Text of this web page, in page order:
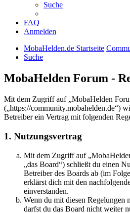
Suche
FAQ
Anmelden
MobaHelden.de Startseite
Suche
MobaHelden Forum -
Mit dem Zugriff auf „MobaHelden
(„https://community.mobahelden.de“)
Betreiber ein Vertrag mit folgenden
1. Nutzungsvertrag
Mit dem Zugriff auf
„das Board“) schließt du einen
Betreiber des Boards ab (im
erklärst dich mit den
einverstanden.
Wenn du mit diesen Regelungen
darfst du das Board nicht weiter